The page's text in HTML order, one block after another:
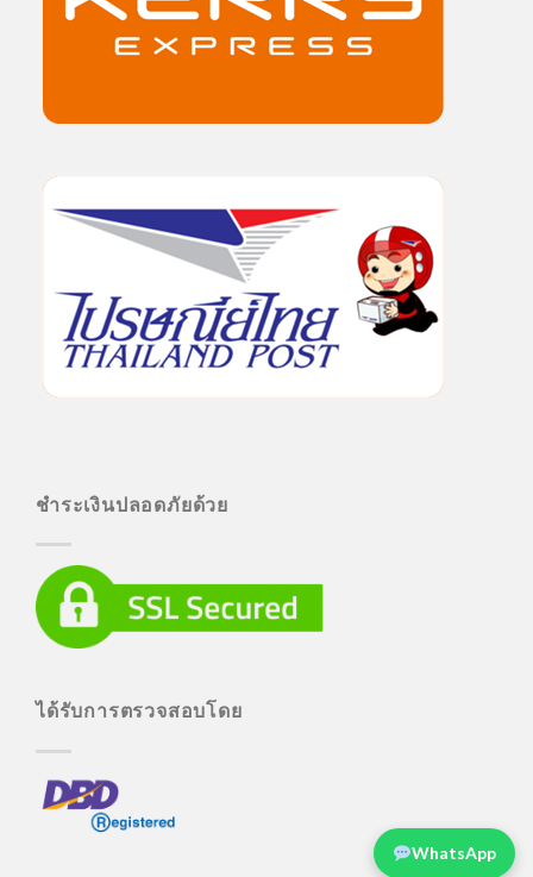
ชำระเงินปลอดภัยด้วย
ได้รับการตรวจสอบโดย
WhatsApp